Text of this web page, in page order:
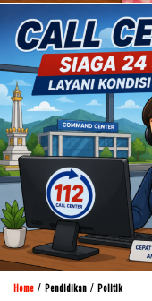
Home / Pendidikan / Politik